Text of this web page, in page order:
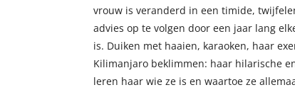
vrouw is veranderd in een timide,
advies op te volgen door een jaar lang
is. Duiken met haaien, karaoken, haar
Kilimanjaro beklimmen: haar hilarische
leren haar wie ze is en waartoe ze